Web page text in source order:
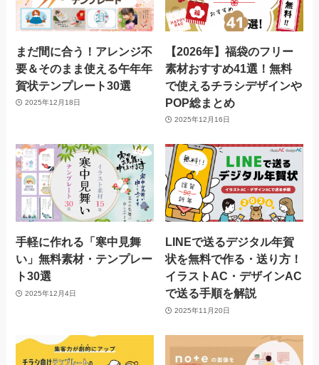
まだ間に合う！アレンジ不
要＆そのまま使える午年年
賀状テンプレート30選
2025年12月18日
【2026年】福袋のフリー
素材おすすめ41選！無料
で使えるチラシデザインや
POP総まとめ
2025年12月16日
手軽に作れる「寒中見舞
い」無料素材・テンプレー
ト30選
2025年12月4日
LINEで送るデジタル年賀
状を無料で作る・送り方！
イラストAC・デザインAC
で送る手順を解説
2025年11月20日